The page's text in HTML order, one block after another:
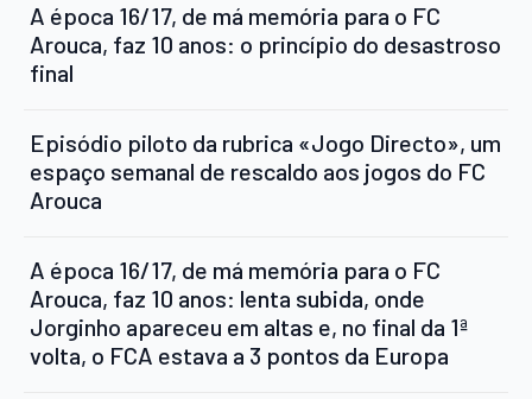
A época 16/17, de má memória para o FC
Arouca, faz 10 anos: o princípio do desastroso
final
Episódio piloto da rubrica «Jogo Directo», um
espaço semanal de rescaldo aos jogos do FC
Arouca
A época 16/17, de má memória para o FC
Arouca, faz 10 anos: lenta subida, onde
Jorginho apareceu em altas e, no final da 1ª
volta, o FCA estava a 3 pontos da Europa